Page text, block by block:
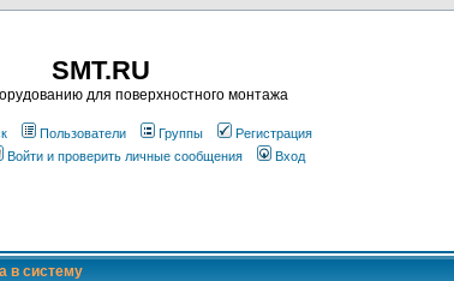
SMT.RU
для поверхностного монтажа
Пользователи Группы
Регистрация
Войти и проверить личные сообщения Вход
в систему